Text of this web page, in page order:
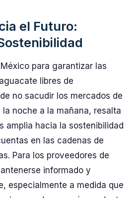
el Futuro:
para garantizar las
libres de
no sacudir los mercados de
la noche a la mañana, resalta
amplia hacia la sostenibilidad
en las cadenas de
Para los proveedores de
informado y
especialmente a medida que